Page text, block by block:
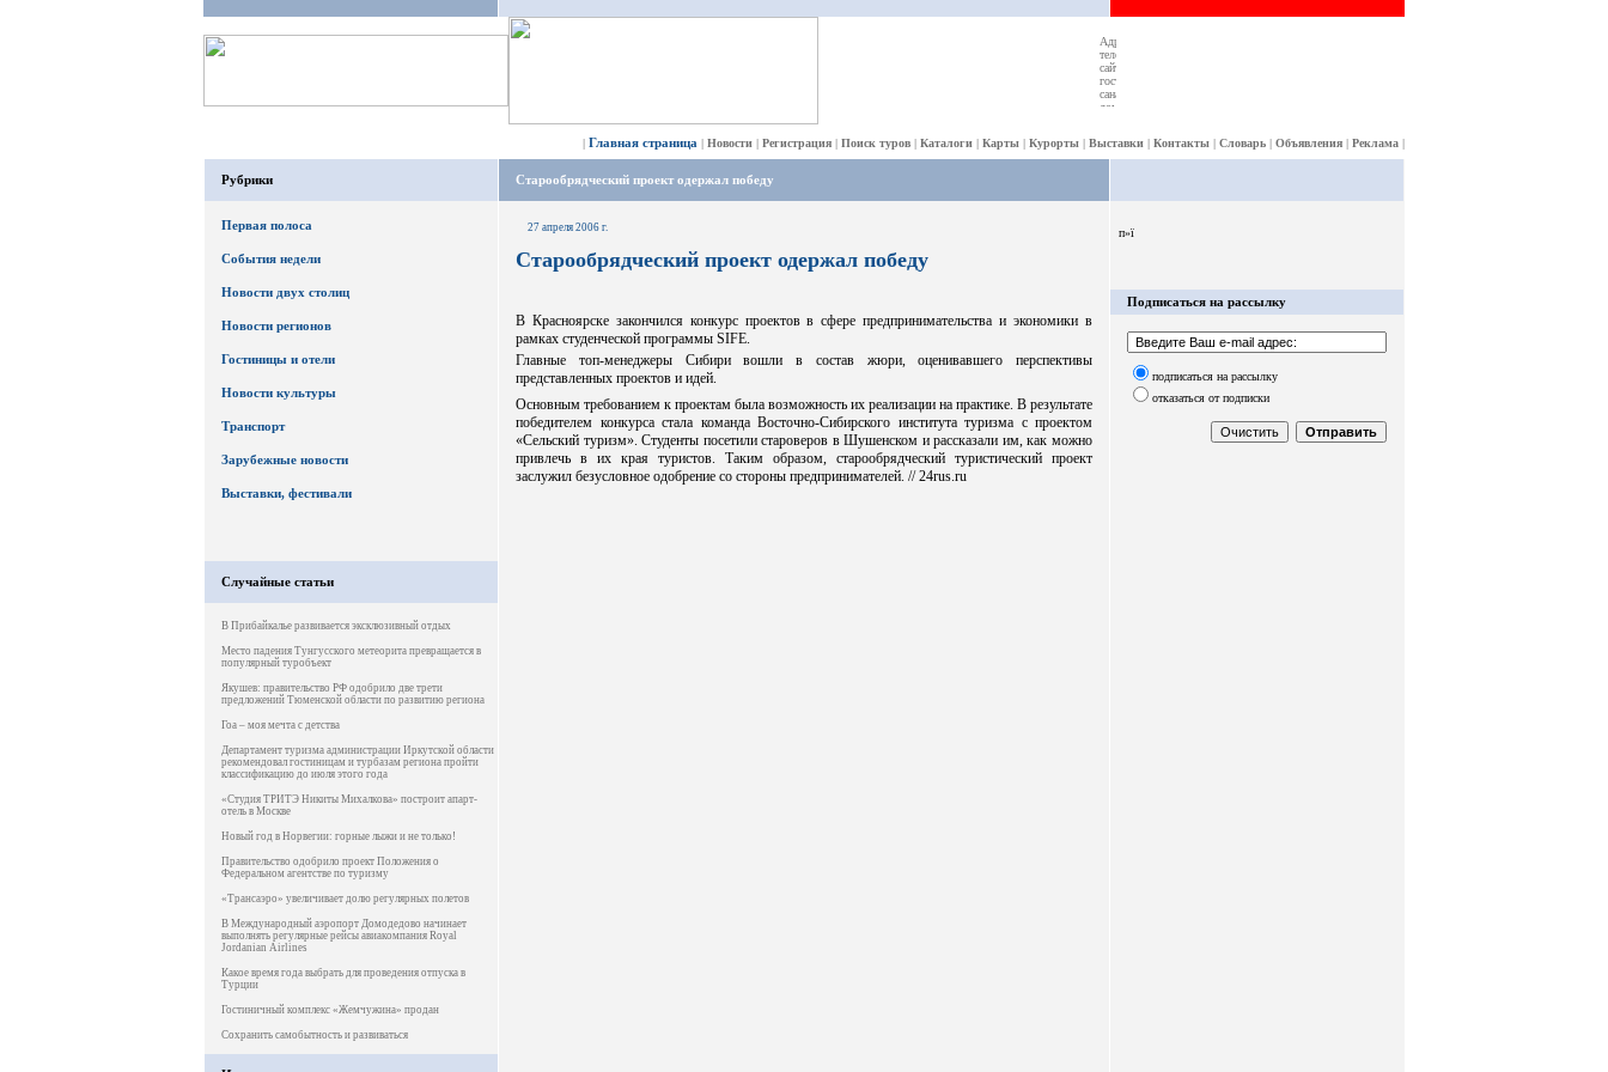
| Главная страница | Новости | Регистрация | Поиск туров | Каталоги | Карты | Курорты | Выставки | Контакты | Словарь | Объявления | Реклама |
Рубрики
Первая полоса
События недели
Новости двух столиц
Новости регионов
Гостиницы и отели
Новости культуры
Транспорт
Зарубежные новости
Выставки, фестивали
Случайные статьи
В Прибайкалье развивается эксклюзивный отдых
Место падения Тунгусского метеорита превращается в
популярный туробъект
Якушев: правительство РФ одобрило две трети
предложений Тюменской области по развитию региона
Гоа – моя мечта с детства
Департамент туризма администрации Иркутской области
рекомендовал гостиницам и турбазам региона пройти
классификацию до июля этого года
«Студия ТРИТЭ Никиты Михалкова» построит апарт-
отель в Москве
Новый год в Норвегии: горные лыжи и не только!
Правительство одобрило проект Положения о
Федеральном агентстве по туризму
«Трансаэро» увеличивает долю регулярных полетов
В Международный аэропорт Домодедово начинает
выполнять регулярные рейсы авиакомпания Royal
Jordanian Airlines
Какое время года выбрать для проведения отпуска в
Турции
Гостиничный комплекс «Жемчужина» продан
Сохранить самобытность и развиваться
Старообрядческий проект одержал победу
27 апреля 2006 г.
Старообрядческий проект одержал победу
В Красноярске закончился конкурс проектов в сфере предпринимательства и экономики в
рамках студенческой программы SIFE.
Главные топ-менеджеры Сибири вошли в состав жюри, оценивавшего перспективы
представленных проектов и идей.
Основным требованием к проектам была возможность их реализации на практике. В результате
победителем конкурса стала команда Восточно-Сибирского института туризма с проектом
«Сельский туризм». Студенты посетили староверов в Шушенском и рассказали им, как можно
привлечь в их края туристов. Таким образом, старообрядческий туристический проект
заслужил безусловное одобрение со стороны предпринимателей. // 24rus.ru
п»ї
Подписаться на рассылку
подписаться на рассылку
отказаться от подписки